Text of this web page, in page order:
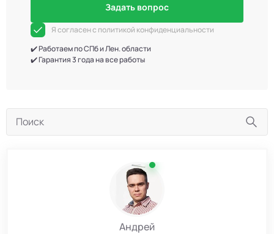
Андрей
Задать вопрос
Я согласен с политикой конфиденциальности
✔️ Работаем по СПб и Лен. области
✔️ Гарантия 3 года на все работы